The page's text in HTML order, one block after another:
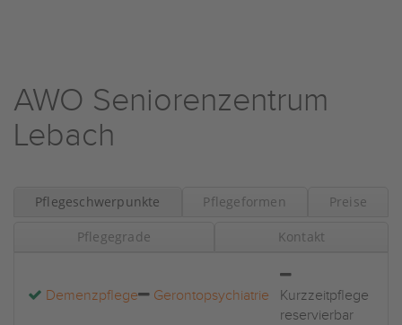
AWO Seniorenzentrum
Lebach
Pflegeschwerpunkte Pflegeformen Preise
Pflegegrade Kontakt
Demenzpflege Gerontopsychiatrie
Kurzzeitpflege
reservierbar